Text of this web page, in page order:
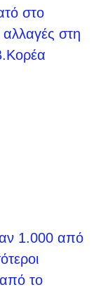
στο
στη
1.000 από
το